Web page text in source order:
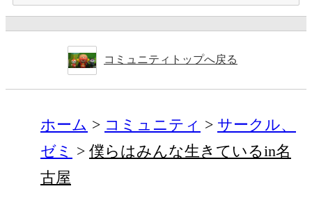
コミュニティトップへ戻る
ホーム コミュニティ
サークル、
ゼミ
僕らはみんな生きているin名
古屋